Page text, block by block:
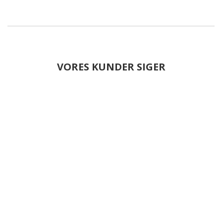
VORES KUNDER SIGER